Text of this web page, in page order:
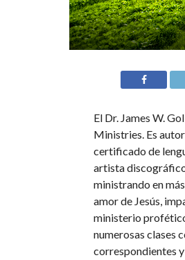
El Dr. James W.
Ministries. Es
certificado de
artista
ministrando en
amor de Jesús,
ministerio
numerosas clases
correspondientes